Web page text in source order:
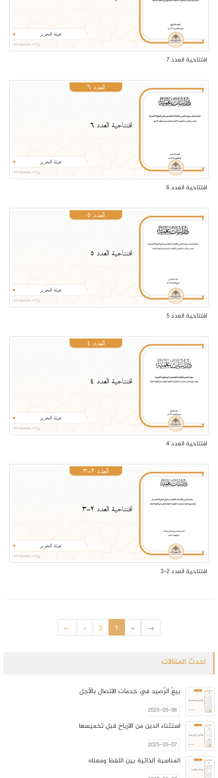
افتتاحية العدد 7
افتتاحية العدد 6
افتتاحية العدد 5
افتتاحية العدد 4
افتتاحية العدد 2-3
→
»
1
2
«
←
احدث المقالات
بيعُ الرَّصيد في خِدمات الاتصال بالآجل
2025-05-06
استثناء الدين من الارباح قبل تخميسها
2025-05-07
المناسبة الذاتية بين اللفظ ومعناه